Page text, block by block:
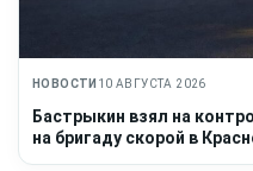
НОВОСТИ 10 АВГУСТА 2026
Бастрыкин взял на
на бригаду скорой в